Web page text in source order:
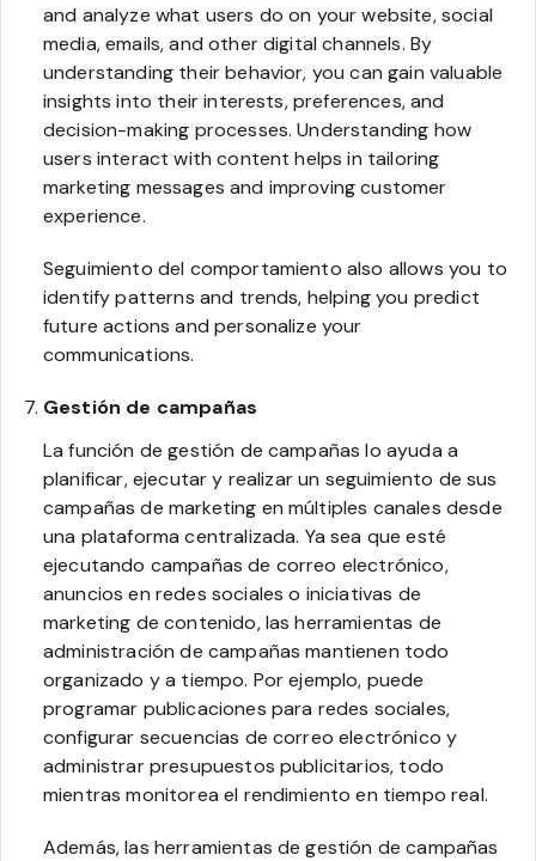
and analyze what users do on your website, social
media, emails, and other digital channels. By
understanding their behavior, you can gain valuable
insights into their interests, preferences, and
decision-making processes. Understanding how
users interact with content helps in tailoring
marketing messages and improving customer
experience.
Seguimiento del comportamiento also allows you to
identify patterns and trends, helping you predict
future actions and personalize your
communications.
Gestión de campañas
La función de gestión de campañas lo ayuda a
planificar, ejecutar y realizar un seguimiento de sus
campañas de marketing en múltiples canales desde
una plataforma centralizada. Ya sea que esté
ejecutando campañas de correo electrónico,
anuncios en redes sociales o iniciativas de
marketing de contenido, las herramientas de
administración de campañas mantienen todo
organizado y a tiempo. Por ejemplo, puede
programar publicaciones para redes sociales,
configurar secuencias de correo electrónico y
administrar presupuestos publicitarios, todo
mientras monitorea el rendimiento en tiempo real.
Además, las herramientas de gestión de campañas